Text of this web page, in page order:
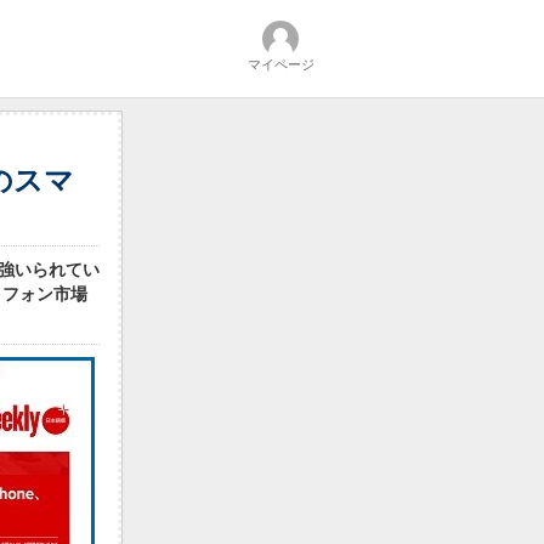
マイページ
スマ
いられてい
ォン市場